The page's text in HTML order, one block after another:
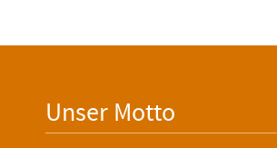
Unser Motto